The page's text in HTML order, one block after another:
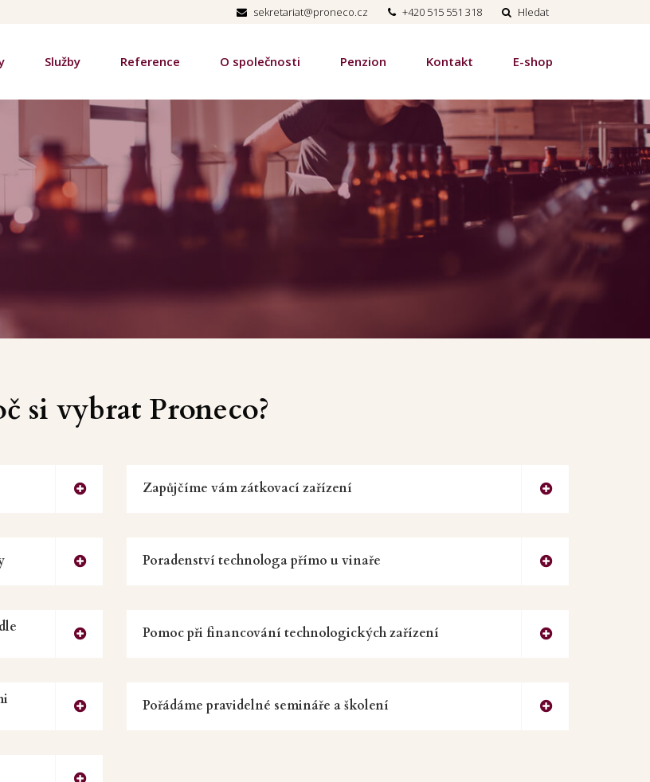
sekretariat@proneco.cz +420 515 551 318 Hledat
Služby Reference O společnosti Penzion Kontakt E-shop
si vybrat Proneco?
Zapůjčíme vám zátkovací zařízení
Poradenství technologa přímo u vinaře
Pomoc při financování technologických zařízení
Pořádáme pravidelné semináře a školení